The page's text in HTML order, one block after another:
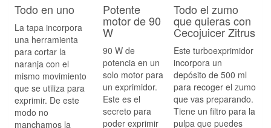
Todo en uno
La tapa incorpora
una herramienta
para cortar la
naranja con el
mismo movimiento
que se utiliza para
exprimir. De este
modo no
manchamos la
Potente
motor de 90
W
90 W de
potencia en un
solo motor para
un exprimidor.
Este es el
secreto para
poder exprimir
Todo el zumo
que quieras con
Cecojuicer Zitrus
Este turboexprimidor
incorpora un
depósito de 500 ml
para recoger el zumo
que vas preparando.
Tiene un filtro para la
pulpa que puedes